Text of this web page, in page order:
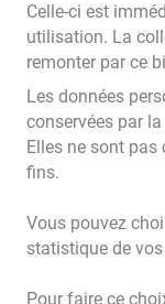
Celle-ci est
utilisation. La
remonter par ce
Les données
conservées par
Elles ne sont pas
fins.
Vous pouvez
statistique de
Pour faire ce